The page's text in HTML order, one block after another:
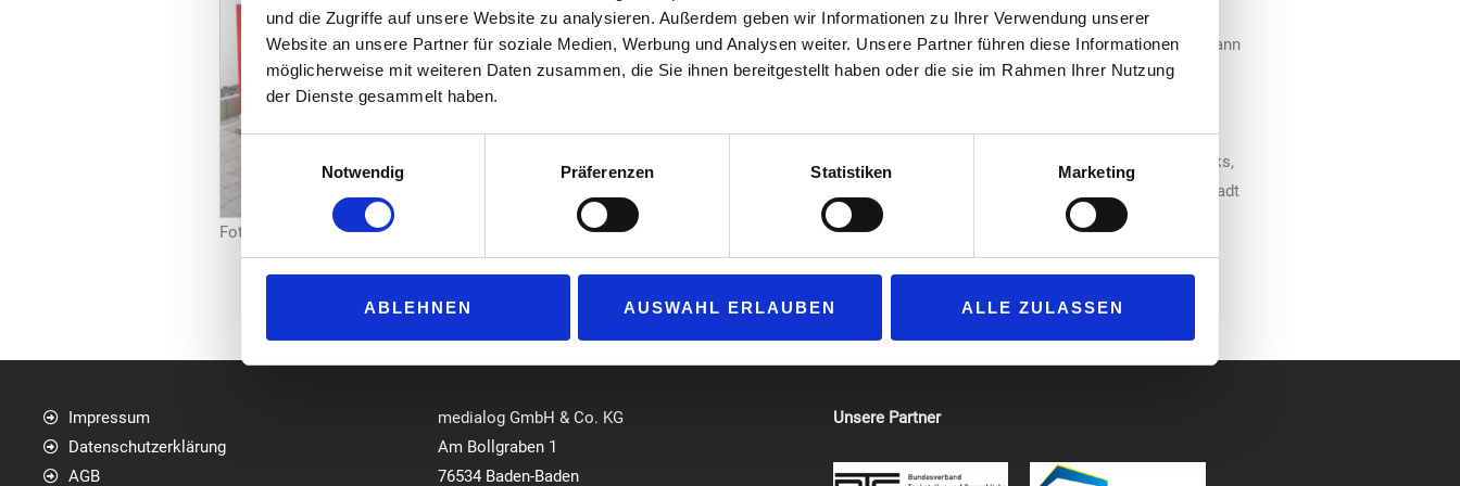
und die Zugriffe auf unsere Website zu analysieren. Außerdem geben wir Informationen zu Ihrer Verwendung unserer
Website an unsere Partner für soziale Medien, Werbung und Analysen weiter. Unsere Partner führen diese Informationen
möglicherweise mit weiteren Daten zusammen, die Sie ihnen bereitgestellt haben oder die sie im Rahmen Ihrer Nutzung
der Dienste gesammelt haben.
Notwendig
Präferenzen Statistiken Marketing
ABLEHNEN AUSWAHL ERLAUBEN ALLE ZULASSEN
Foto: Oest Tankstellen
Tankstellen von Oest mit Hochleistungs-Schnellladesäulen der neuesten Generation ausgestattet,
etwa in Freudenstadt und Stockach. Jede dieser Schnellladestationen liefert bis zu 150 Kilowatt, kann
aber bei Bedarf auf 300 Kilowatt aufgerüstet werden. Es können an jeder Ladesäule jeweils zwei
insbesondere die deutlich verkürzten Aufladezeiten. Betrieben werden die Hypercharger
ausschließlich mit grünem Avia Strom. Dieser wird 100 Prozent klimaneutral aus eigenen Windparks,
Wasserkraft und Solarenergie gewonnen. Die neue Schnellladesäule der Avia Tankstelle Freudenstadt
steht sogar unter einem eigenen Solar Carport.
www.oestgroup.com
Impressum
Datenschutzerklärung
AGB
medialog GmbH & Co. KG
Am Bollgraben 1
76534 Baden-Baden
Unsere Partner